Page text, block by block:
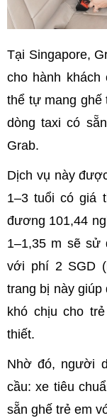
Tại Singapore,
cho hành
thể tự mang ghế
dòng taxi có
Grab.
Dịch vụ này
1–3 tuổi có giá
đương 101,44
1–1,35 m sẽ sử
với phí 2 SGD
trang bị này giúp
khó chịu cho
thiết.
Nhờ đó, người
cầu: xe tiêu
sẵn ghế trẻ em